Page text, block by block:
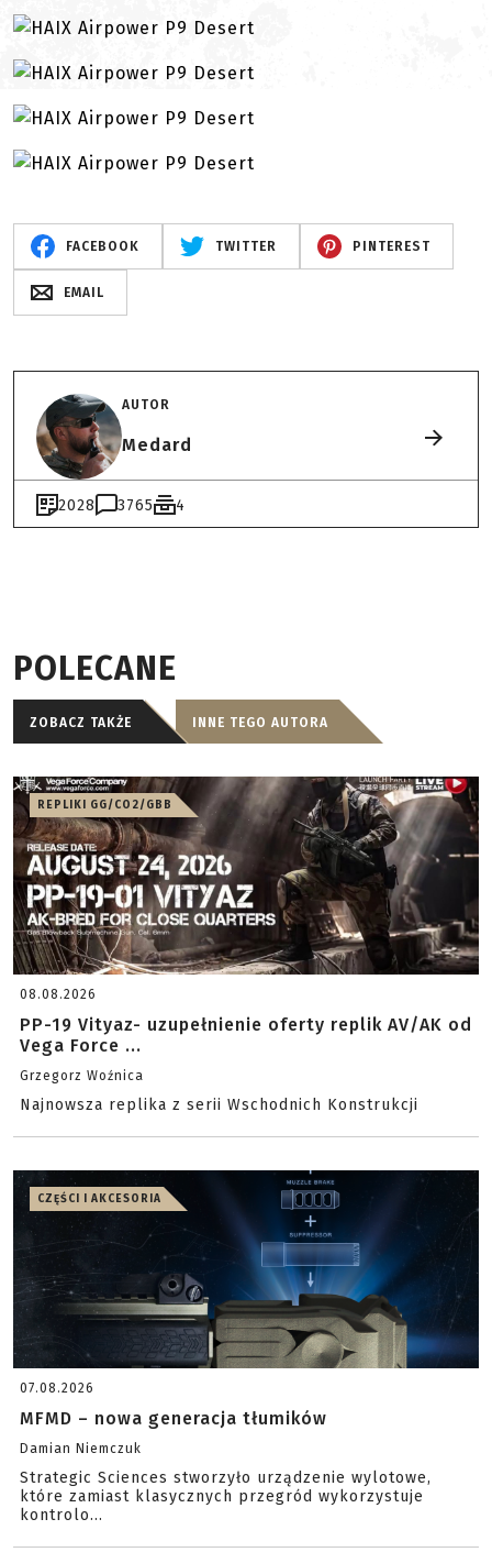
FACEBOOK TWITTER PINTEREST
EMAIL
AUTOR
Medard
2028 3765 4
POLECANE
ZOBACZ TAKŻE INNE TEGO AUTORA
REPLIKI GG/CO2/GBB
08.08.2026
PP-19 Vityaz- uzupełnienie oferty replik AV/AK od
Vega Force ...
Grzegorz Woźnica
Najnowsza replika z serii Wschodnich Konstrukcji
CZĘŚCI I AKCESORIA
07.08.2026
MFMD – nowa generacja tłumików
Damian Niemczuk
Strategic Sciences stworzyło urządzenie wylotowe,
które zamiast klasycznych przegród wykorzystuje
kontrolo...